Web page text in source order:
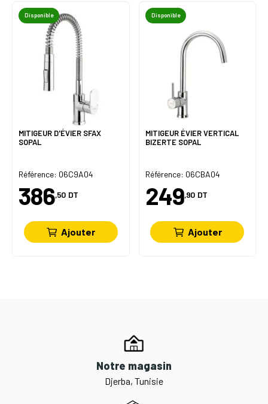
Disponible
MITIGEUR D'ÉVIER SFAX
SOPAL
Référence: 06C9A04
386,50 DT
Ajouter
Disponible
MITIGEUR ÉVIER VERTICAL
BIZERTE SOPAL
Référence: 06CBA04
249,90 DT
Ajouter
Notre magasin
Djerba, Tunisie